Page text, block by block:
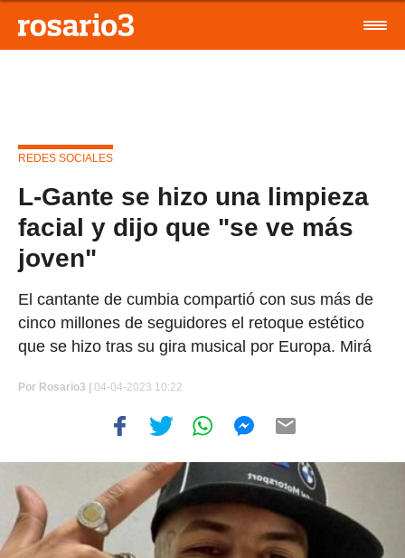
REDES SOCIALES
L-Gante se hizo una limpieza
facial y dijo que "se ve más
joven"
El cantante de cumbia compartió con sus más de
cinco millones de seguidores el retoque estético
que se hizo tras su gira musical por Europa. Mirá
Por Rosario3 | 04-04-2023 10:22